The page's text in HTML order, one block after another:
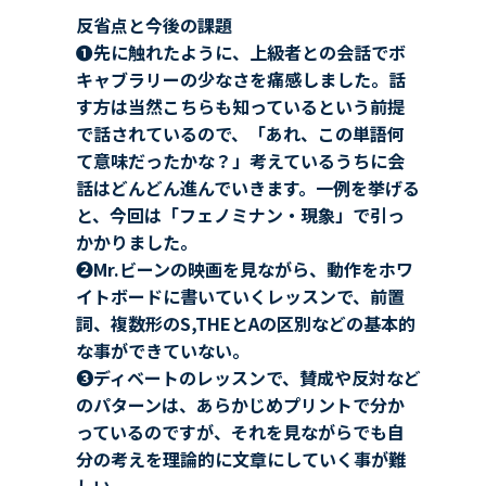
反省点と今後の課題
❶先に触れたように、上級者との会話でボ
キャブラリーの少なさを痛感しました。話
す方は当然こちらも知っているという前提
で話されているので、「あれ、この単語何
て意味だったかな？」考えているうちに会
話はどんどん進んでいきます。一例を挙げる
と、今回は「フェノミナン・現象」で引っ
かかりました。
❷Mr.ビーンの映画を見ながら、動作をホワ
イトボードに書いていくレッスンで、前置
詞、複数形のS,THEとAの区別などの基本的
な事ができていない。
❸ディベートのレッスンで、賛成や反対など
のパターンは、あらかじめプリントで分か
っているのですが、それを見ながらでも自
分の考えを理論的に文章にしていく事が難